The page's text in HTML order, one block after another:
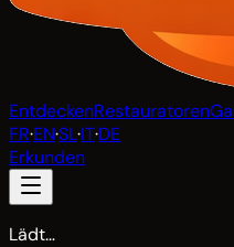
EntdeckenRestauratoren
FR·EN·SL·IT·DE
Erkunden
Lädt…